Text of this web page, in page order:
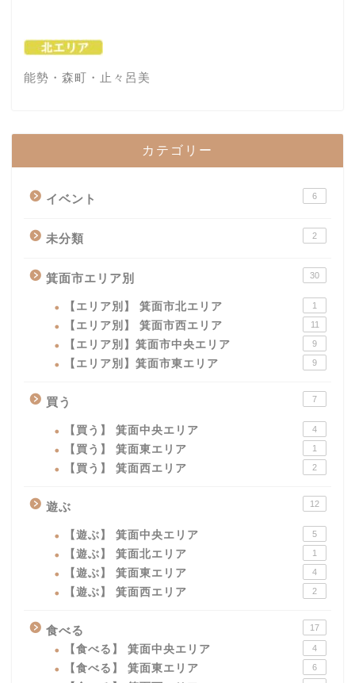
能勢・森町・止々呂美
カテゴリー
イベント 6
未分類 2
箕面市エリア別 30
【エリア別】 箕面市北エリア 1
【エリア別】 箕面市西エリア 11
【エリア別】箕面市中央エリア 9
【エリア別】箕面市東エリア 9
買う 7
【買う】 箕面中央エリア 4
【買う】 箕面東エリア 1
【買う】 箕面西エリア 2
遊ぶ 12
【遊ぶ】 箕面中央エリア 5
【遊ぶ】 箕面北エリア 1
【遊ぶ】 箕面東エリア 4
【遊ぶ】 箕面西エリア 2
食べる 17
【食べる】 箕面中央エリア 4
【食べる】 箕面東エリア 6